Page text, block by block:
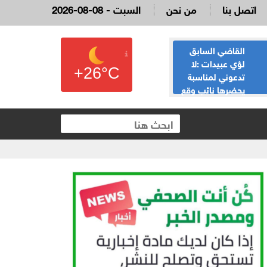
2026-08-08 - السبت من نحن اتصل بنا
القاضي السابق
لؤي عبيدات :لا
تدعوني لمناسبة
يحضرها نائب وقع
الحياصات ينفي
صحة انباء صدور
نتائج الثانوية العامة
غدا الخميس
+26°C